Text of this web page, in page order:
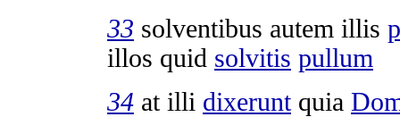
33 solventibus autem illis
illos quid solvitis pullum
34 at illi dixeruntquia